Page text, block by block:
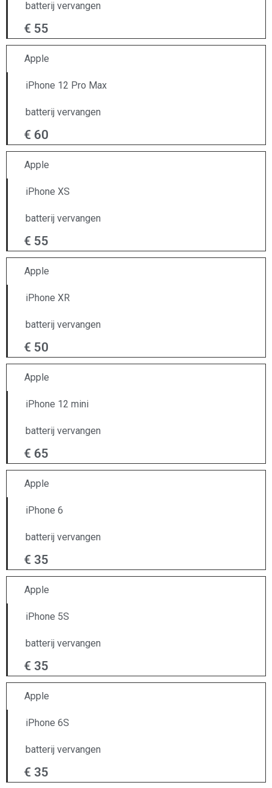
batterij vervangen
€ 55
Apple
iPhone 12 Pro Max
batterij vervangen
€ 60
Apple
iPhone XS
batterij vervangen
€ 55
Apple
iPhone XR
batterij vervangen
€ 50
Apple
iPhone 12 mini
batterij vervangen
€ 65
Apple
iPhone 6
batterij vervangen
€ 35
Apple
iPhone 5S
batterij vervangen
€ 35
Apple
iPhone 6S
batterij vervangen
€ 35